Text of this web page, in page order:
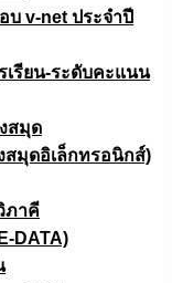
บ v-net ประจำปี
เรียน-ระดับคะแนน
สมุด
สมุดอิเล็กทรอนิกส์)
ภาคี
DATA)